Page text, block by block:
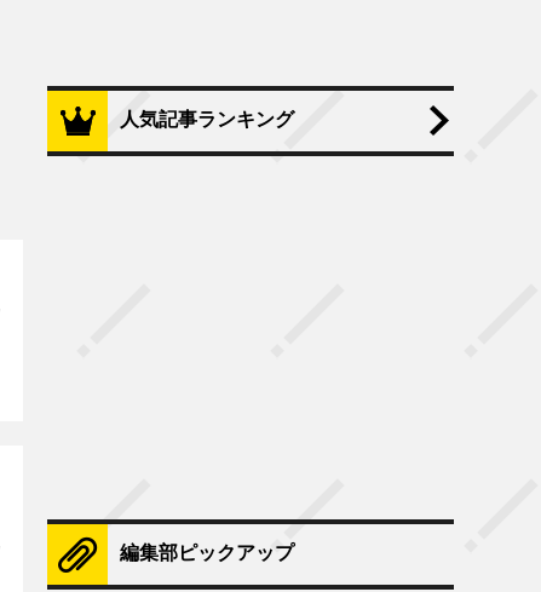
人気記事ランキング
編集部ピックアップ